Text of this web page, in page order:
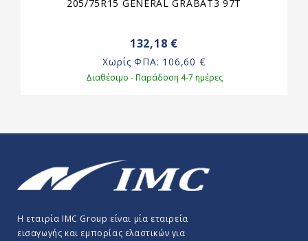
205/75R15 GENERAL GRABAT3 97T
132,18 €
Χωρίς ΦΠΑ: 106,60 €
Διαθέσιμο - Παράδοση 4-7 ημέρες
Η εταιρία IMC Group είναι μία εταιρεία
εισαγωγής και εμπορίας ελαστικών για